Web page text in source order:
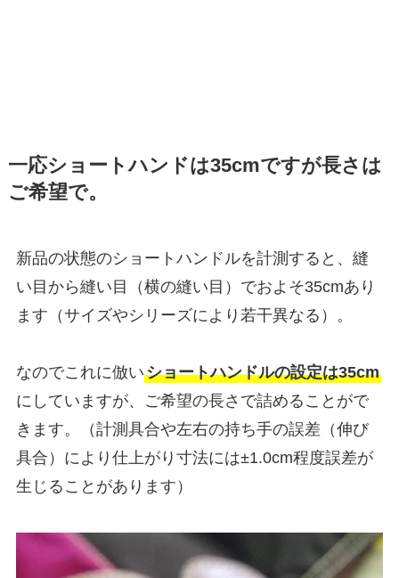
一応ショートハンドは35cmですが長さは
ご希望で。
新品の状態のショートハンドルを計測すると、縫
い目から縫い目（横の縫い目）でおよそ35cmあり
ます（サイズやシリーズにより若干異なる）。
なのでこれに倣いショートハンドルの設定は35cm
にしていますが、ご希望の長さで詰めることがで
きます。（計測具合や左右の持ち手の誤差（伸び
具合）により仕上がり寸法には±1.0cm程度誤差が
生じることがあります）